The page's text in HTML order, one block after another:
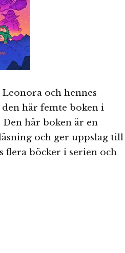
och hennes
här femte boken i
här boken är en
och ger uppslag till
flera böcker i serien och